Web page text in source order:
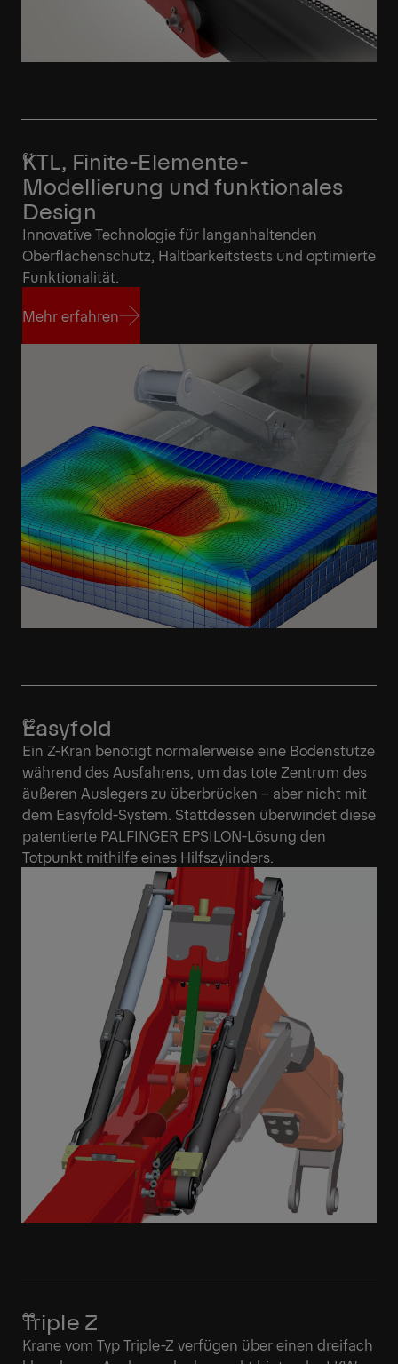
KTL, Finite-Elemente-
Modellierung und funktionales
Design
Innovative Technologie für langanhaltenden
Oberflächenschutz, Haltbarkeitstests und optimierte
Funktionalität.
Mehr erfahren
Easyfold
Ein Z-Kran benötigt normalerweise eine Bodenstütze
während des Ausfahrens, um das tote Zentrum des
äußeren Auslegers zu überbrücken – aber nicht mit
dem Easyfold-System. Stattdessen überwindet diese
patentierte PALFINGER EPSILON-Lösung den
Totpunkt mithilfe eines Hilfszylinders.
Triple Z
Krane vom Typ Triple-Z verfügen über einen dreifach